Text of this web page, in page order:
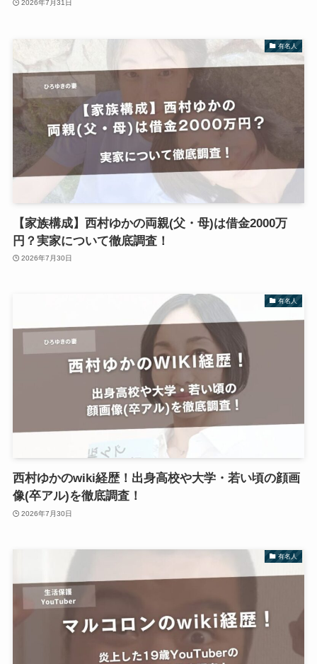
2026年7月31日
有名人
【家族構成】西村ゆかの両親(父・母)は借金2000万
円？実家について徹底調査！
2026年7月30日
有名人
西村ゆかのwiki経歴！出身高校や大学・若い頃の顔画
像(卒アル)を徹底調査！
2026年7月30日
有名人